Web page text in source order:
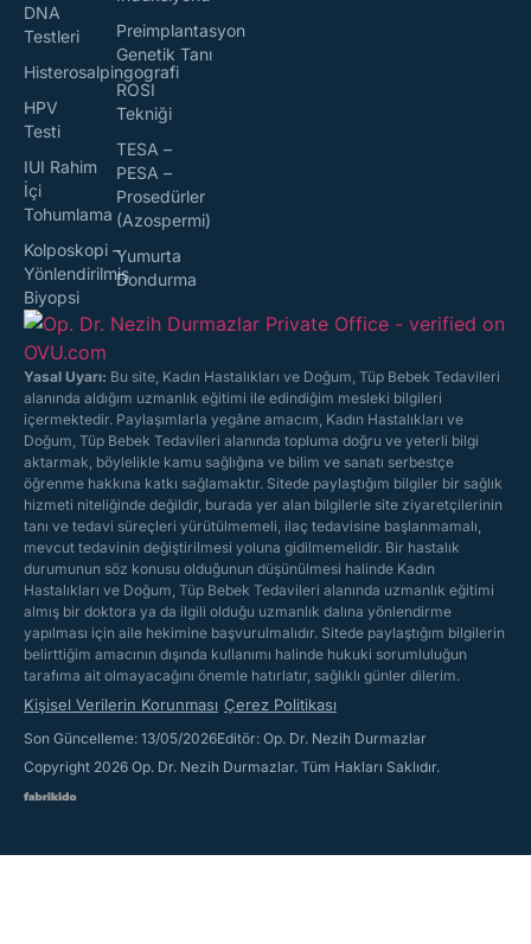
DNA
Testleri
Histerosalpingografi
HPV
Testi
IUI Rahim
İçi
Tohumlama
Kolposkopi –
Yönlendirilmiş
Biyopsi
Preimplantasyon
Genetik Tanı
ROSI
Tekniği
TESA –
PESA –
Prosedürler
(Azospermi)
Yumurta
Dondurma
Yasal Uyarı: Bu site, Kadın Hastalıkları ve Doğum, Tüp Bebek Tedavileri
alanında aldığım uzmanlık eğitimi ile edindiğim mesleki bilgileri
içermektedir. Paylaşımlarla yegâne amacım, Kadın Hastalıkları ve
Doğum, Tüp Bebek Tedavileri alanında topluma doğru ve yeterli bilgi
aktarmak, böylelikle kamu sağlığına ve bilim ve sanatı serbestçe
öğrenme hakkına katkı sağlamaktır. Sitede paylaştığım bilgiler bir sağlık
hizmeti niteliğinde değildir, burada yer alan bilgilerle site ziyaretçilerinin
tanı ve tedavi süreçleri yürütülmemeli, ilaç tedavisine başlanmamalı,
mevcut tedavinin değiştirilmesi yoluna gidilmemelidir. Bir hastalık
durumunun söz konusu olduğunun düşünülmesi halinde Kadın
Hastalıkları ve Doğum, Tüp Bebek Tedavileri alanında uzmanlık eğitimi
almış bir doktora ya da ilgili olduğu uzmanlık dalına yönlendirme
yapılması için aile hekimine başvurulmalıdır. Sitede paylaştığım bilgilerin
belirttiğim amacının dışında kullanımı halinde hukuki sorumluluğun
tarafıma ait olmayacağını önemle hatırlatır, sağlıklı günler dilerim.
Kişisel Verilerin Korunması Çerez Politikası
Son Güncelleme: 13/05/2026Editör: Op. Dr. Nezih Durmazlar
Copyright 2026 Op. Dr. Nezih Durmazlar. Tüm Hakları Saklıdır.